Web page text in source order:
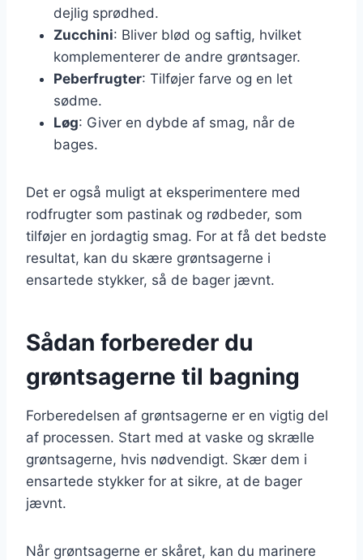
dejlig sprødhed.
Zucchini: Bliver blød og saftig, hvilket
komplementerer de andre grøntsager.
Peberfrugter: Tilføjer farve og en let
sødme.
Løg: Giver en dybde af smag, når de
bages.
Det er også muligt at eksperimentere med
rodfrugter som pastinak og rødbeder, som
tilføjer en jordagtig smag. For at få det bedste
resultat, kan du skære grøntsagerne i
ensartede stykker, så de bager jævnt.
Sådan forbereder du
grøntsagerne til bagning
Forberedelsen af grøntsagerne er en vigtig del
af processen. Start med at vaske og skrælle
grøntsagerne, hvis nødvendigt. Skær dem i
ensartede stykker for at sikre, at de bager
jævnt.
Når grøntsagerne er skåret, kan du marinere